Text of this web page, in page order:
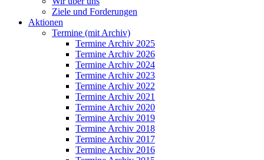
Ziele und Forderungen
Aktionen
Termine (mit Archiv)
Termine Archiv 2025
Termine Archiv 2026
Termine Archiv 2024
Termine Archiv 2023
Termine Archiv 2022
Termine Archiv 2021
Termine Archiv 2020
Termine Archiv 2019
Termine Archiv 2018
Termine Archiv 2017
Termine Archiv 2016